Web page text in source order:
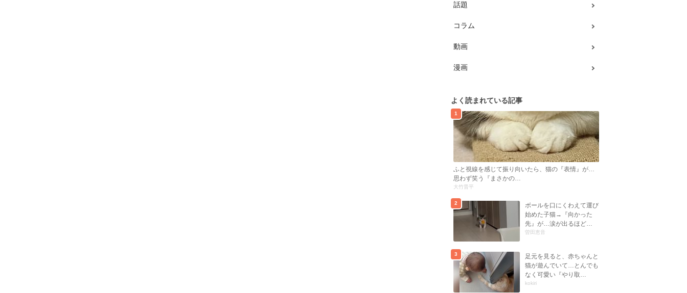
話題
コラム
動画
漫画
よく読まれている記事
1
ふと視線を感じて振り向いたら、猫の『表情』が…
思わず笑う『まさかの…
大竹晋平
2
ボールを口にくわえて運び
始めた子猫→『向かった
先』が…涙が出るほど…
曽田恵音
3
足元を見ると、赤ちゃんと
猫が遊んでいて…とんでも
なく可愛い『やり取…
kokiri